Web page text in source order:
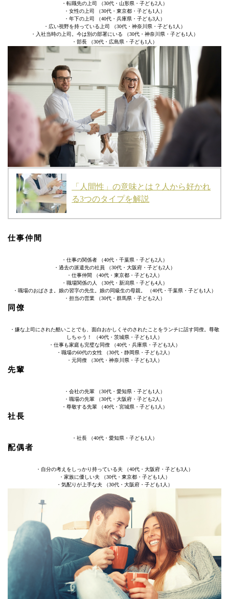
・転職先の上司 （30代・山形県・子ども2人）
・女性の上司 （30代・東京都・子ども1人）
・年下の上司 （40代・兵庫県・子ども3人）
・広い視野を持っている上司 （30代・神奈川県・子ども1人）
・入社当時の上司。今は別の部署にいる （30代・神奈川県・子ども1人）
・部長 （30代・広島県・子ども1人）
「人間性」の意味とは？人から好かれ
る3つのタイプを解説
仕事仲間
・仕事の関係者 （40代・千葉県・子ども2人）
・過去の派遣先の社員 （30代・大阪府・子ども2人）
・仕事仲間 （40代・東京都・子ども2人）
・職場関係の人 （30代・新潟県・子ども4人）
・職場のおばさま。娘の習字の先生。娘の同級生の母親。 （40代・千葉県・子ども1人）
・担当の営業 （30代・群馬県・子ども2人）
同僚
・嫌な上司にされた酷いことでも、面白おかしくそのされたことをランチに話す同僚。尊敬
しちゃう！ （40代・茨城県・子ども1人）
・仕事も家庭も完璧な同僚 （40代・兵庫県・子ども3人）
・職場の60代の女性 （30代・静岡県・子ども2人）
・元同僚 （30代・神奈川県・子ども3人）
先輩
・会社の先輩 （30代・愛知県・子ども1人）
・職場の先輩 （30代・大阪府・子ども2人）
・尊敬する先輩 （40代・宮城県・子ども1人）
社長
・社長 （40代・愛知県・子ども1人）
配偶者
・自分の考えをしっかり持っている夫 （40代・大阪府・子ども3人）
・家族に優しい夫 （30代・東京都・子ども1人）
・気配りが上手な夫 （30代・大阪府・子ども1人）